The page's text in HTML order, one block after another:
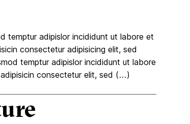
temptur adipislor incididunt ut labore et
consectetur adipisicing elit, sed
temptur adipislor incididunt ut labore
consectetur elit, sed (…)